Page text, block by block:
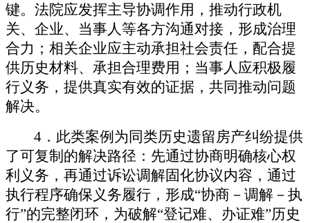
键。法院应发挥主导协调作用，推动行政机
关、企业、当事人等各方沟通对接，形成治理
合力；相关企业应主动承担社会责任，配合提
供历史材料、承担合理费用；当事人应积极履
行义务，提供真实有效的证据，共同推动问题
解决。
4 ． 此类案例为同类历史遗留房产纠纷提供
了可复制的解决路径：先通过协商明确核心权
利义务，再通过诉讼调解固化协议内容，通过
执行程序确保义务履行，形成“协商－调解－执
行”的完整闭环，为破解“登记难、办证难”历史